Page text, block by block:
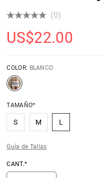
(0)
US$22.00
COLOR: BLANCO
TAMAÑO*
S M L
Guía de Tallas
CANT.*